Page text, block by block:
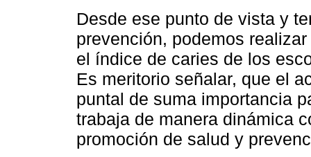
Desde ese punto de vista y
prevención, podemos
el índice de caries de los
Es meritorio señalar, que el
puntal de suma importancia
trabaja de manera dinámica
promoción de salud y